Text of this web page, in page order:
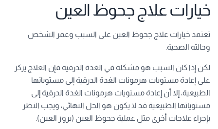
خيارات علاج جحوظ العين
تعتمد خيارات علاج جحوظ العين على السبب وعمر الشخص
وحالته الصحية.
لكن إذا كان السبب هو مشكلة في الغدة الدرقية فإن العلاج يركز
على إعادة مستويات هرمونات الغدة الدرقية إلى مستوياتها
الطبيعية، إلا أن إعادة مستويات هرمونات الغدة الدرقية إلى
مستوياتها الطبيعية قد لا يكون هو الحل النهائي، ويجب النظر
بإجراء علاجات أخرى مثل عملية جحوظ العين (بروز العين).